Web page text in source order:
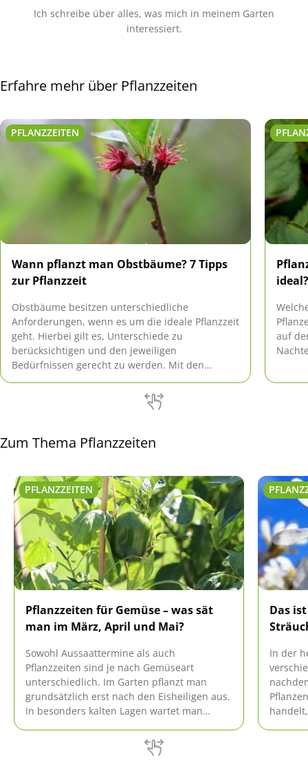
Ich schreibe über alles, was mich in meinem Garten
interessiert.
Erfahre mehr über Pflanzzeiten
PFLANZZEITEN
Wann pflanzt man Obstbäume? 7 Tipps
zur Pflanzzeit
Obstbäume besitzen unterschiedliche
Anforderungen, wenn es um die ideale Pflanzzeit
geht. Hierbei gilt es, Unterschiede zu
berücksichtigen und den jeweiligen
Bedürfnissen gerecht zu werden. Mit den
richtigen Experten-Tipps klappt es problemlos.
auf
Zum Thema Pflanzzeiten
PFLANZZEITEN
Pflanzzeiten für Gemüse – was sät
man im März, April und Mai?
Sowohl Aussaattermine als auch
Pflanzzeiten sind je nach Gemüseart
unterschiedlich. Im Garten pflanzt man
grundsätzlich erst nach den Eisheiligen aus.
In besonders kalten Lagen wartet man
/ April kann Gemüse vorgezogen und
teilweise direkt ausgesät werden. Im Mai
Das
In der